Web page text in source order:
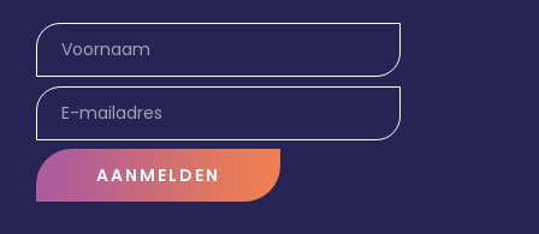
AANMELDEN